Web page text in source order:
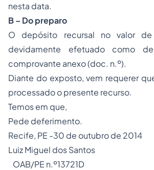
nesta data.
B – Do preparo
O depósito recursal no valor
devidamente efetuado como
comprovante anexo (doc. n.º).
Diante do exposto, vem requerer
processado o presente recurso.
Temos em que,
Pede deferimento.
Recife, PE -30 de outubro de 2014
Luiz Miguel dos Santos
OAB/PE n.º13721D